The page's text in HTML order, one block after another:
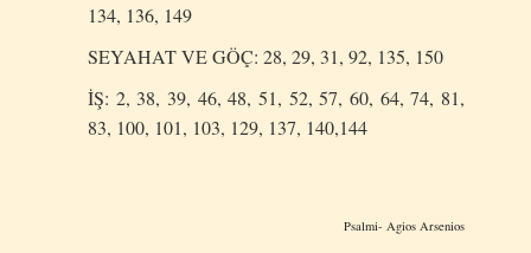
134, 136, 149
SEYAHAT VE GÖÇ: 28, 29, 31, 92, 135, 150
İŞ: 2, 38, 39, 46, 48, 51, 52, 57, 60, 64, 74, 81,
83, 100, 101, 103, 129, 137, 140,144
Psalmi- Agios Arsenios